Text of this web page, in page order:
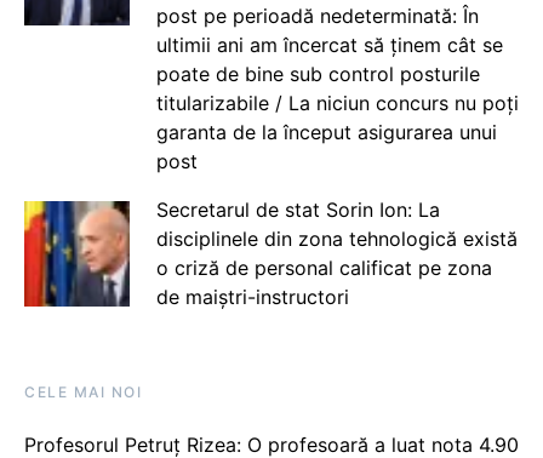
post pe perioadă nedeterminată: În
ultimii ani am încercat să ținem cât se
poate de bine sub control posturile
titularizabile / La niciun concurs nu poți
garanta de la început asigurarea unui
post
Secretarul de stat Sorin Ion: La
disciplinele din zona tehnologică există
o criză de personal calificat pe zona
de maiștri-instructori
CELE MAI NOI
Profesorul Petruț Rizea: O profesoară a luat nota 4.90